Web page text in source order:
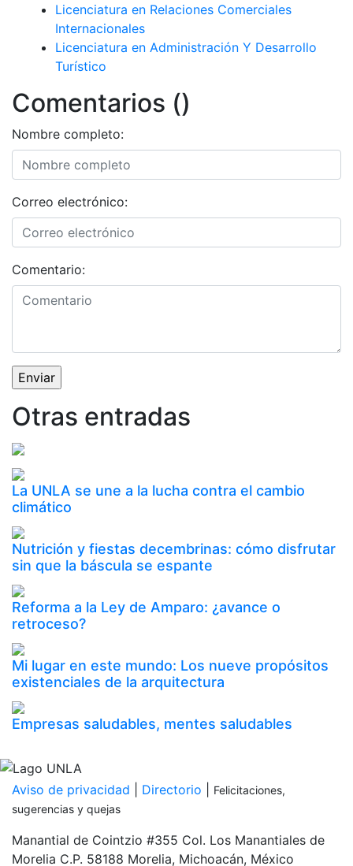
Licenciatura en Relaciones Comerciales
Internacionales
Licenciatura en Administración Y Desarrollo
Turístico
Comentarios ()
Nombre completo:
Correo electrónico:
Comentario:
Otras entradas
La UNLA se une a la lucha contra el cambio
climático
Nutrición y fiestas decembrinas: cómo disfrutar
sin que la báscula se espante
Reforma a la Ley de Amparo: ¿avance o
retroceso?
Mi lugar en este mundo: Los nueve propósitos
existenciales de la arquitectura
Empresas saludables, mentes saludables
Aviso de privacidad Directorio
Felicitaciones,
sugerencias y quejas
Manantial de Cointzio #355 Col. Los Manantiales de
Morelia C.P. 58188 Morelia, Michoacán, México